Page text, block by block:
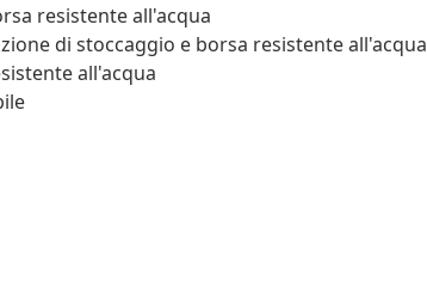
resistente all'acqua
di stoccaggio e borsa resistente all'acqua
all'acqua